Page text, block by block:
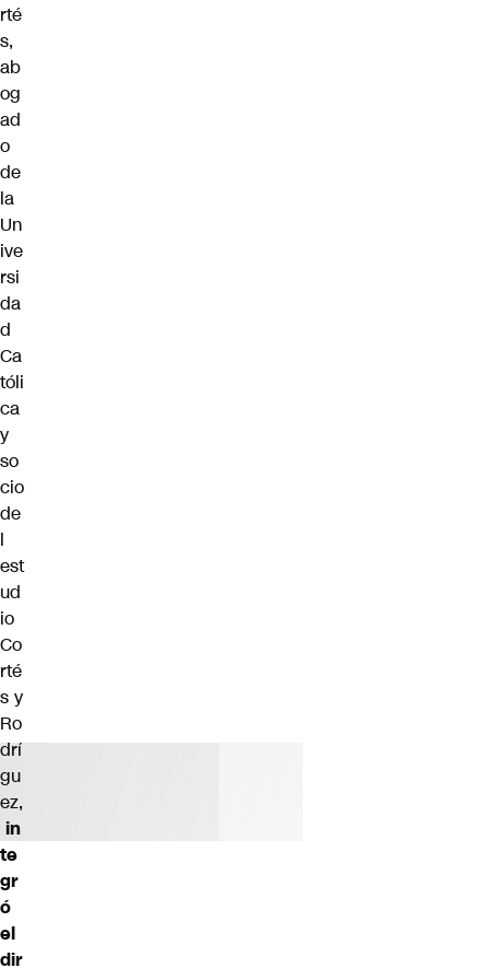
rté
s,
ab
og
ad
o
de
la
Un
ive
rsi
da
d
Ca
tóli
ca
y
so
cio
de
l
est
ud
io
Co
rté
s y
Ro
drí
gu
ez,
in
te
gr
ó
el
dir